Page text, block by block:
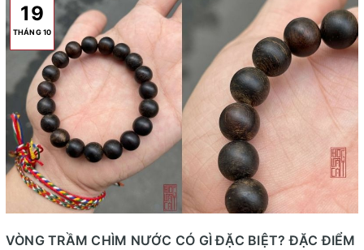
19
THÁNG 10
VÒNG TRẦM CHÌM NƯỚC CÓ GÌ ĐẶC BIỆT? ĐẶC ĐIỂM